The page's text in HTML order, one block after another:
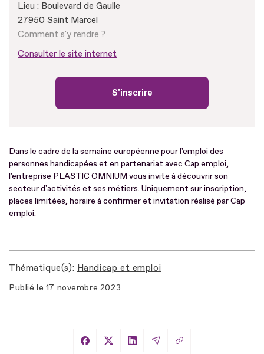
Lieu : Boulevard de Gaulle
27950 Saint Marcel
Comment s'y rendre ?
Consulter le site internet
S'inscrire
Dans le cadre de la semaine européenne pour l'emploi des
personnes handicapées et en partenariat avec Cap emploi,
l'entreprise PLASTIC OMNIUM vous invite à découvrir son
secteur d'activités et ses métiers. Uniquement sur inscription,
places limitées, horaire à confirmer et invitation réalisé par Cap
emploi.
Thématique(s) Handicap et emploi
Publié le 17 novembre 2023
Partager sur Facebook
Partager sur X
Partager sur LinkedIn
Partager par Email
Copier le lien